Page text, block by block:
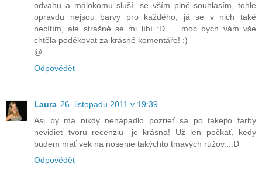
odvahu a málokomu sluší, se vším plně souhlasím, tohle
opravdu nejsou barvy pro každého, já se v nich také
necítím, ale strašně se mi líbí :D.......moc bych vám vše
chtěla poděkovat za krásné komentáře! :)
@
Odpovědět
Laura 26. listopadu 2011 v 19:39
Asi by ma nikdy nenapadlo pozrieť sa po takejto farby
nevidieť tvoru recenziu- je krásna! Už len počkať, kedy
budem mať vek na nosenie takýchto tmavých rúžov...:D
Odpovědět